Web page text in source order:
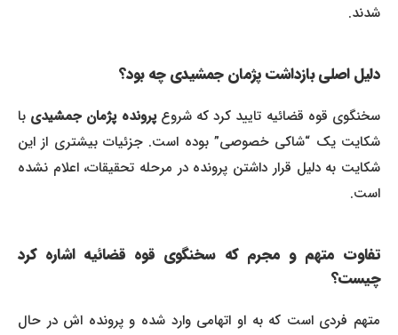
شدند.
دلیل اصلی بازداشت پژمان جمشیدی چه بود؟
سخنگوی قوه قضائیه تایید کرد که شروعپرونده پژمان جمشیدیبا
شکایت یک “شاکی خصوصی” بوده است. جزئیات بیشتری از این
شکایت به دلیل قرار داشتن پرونده در مرحله تحقیقات، اعلام نشده
است.
تفاوت متهم و مجرم که سخنگوی قوه قضائیه اشاره کرد
چیست؟
متهم فردی است که به او اتهامی وارد شده و پرونده اش در حال